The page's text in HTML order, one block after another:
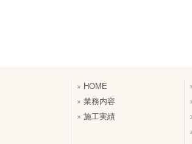
HOME
業務内容
施工実績